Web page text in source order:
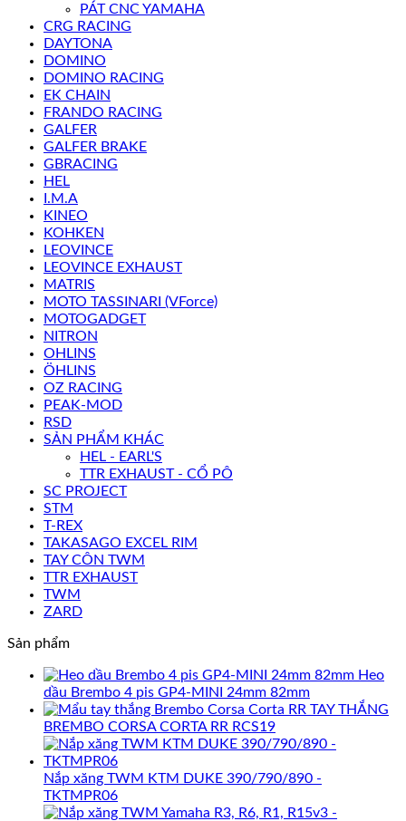
PÁT CNC YAMAHA
CRG RACING
DAYTONA
DOMINO
DOMINO RACING
EK CHAIN
FRANDO RACING
GALFER
GALFER BRAKE
GBRACING
HEL
I.M.A
KINEO
KOHKEN
LEOVINCE
LEOVINCE EXHAUST
MATRIS
MOTO TASSINARI (VForce)
MOTOGADGET
NITRON
OHLINS
ÖHLINS
OZ RACING
PEAK-MOD
RSD
SẢN PHẨM KHÁC
HEL - EARL'S
TTR EXHAUST - CỔ PÔ
SC PROJECT
STM
T-REX
TAKASAGO EXCEL RIM
TAY CÔN TWM
TTR EXHAUST
TWM
ZARD
Sản phẩm
Heo
dầu Brembo 4 pis GP4-MINI 24mm 82mm
TAY THẮNG
BREMBO CORSA CORTA RR RCS19
Nắp xăng TWM KTM DUKE 390/790/890 -
TKTMPR06